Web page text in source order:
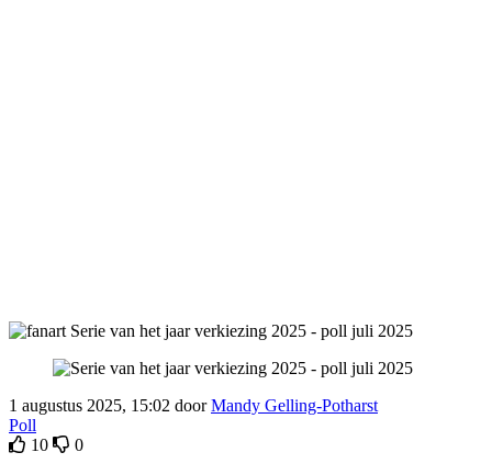
1 augustus 2025, 15:02 doorMandy Gelling-Potharst
Poll
10
0